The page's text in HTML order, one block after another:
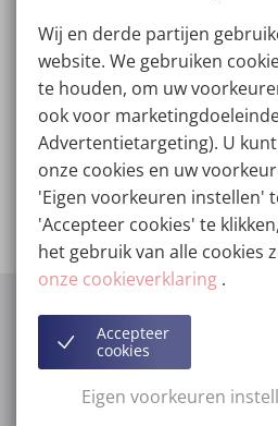
meest uitgevoerde operaties
Echter zijn er mythes en
behandeling.
Lees verder...
MISSCHIEN ZOCHT JE DIT?
Wij en derde partijen
website. We gebruiken
te houden, om uw
ook voor
Advertentietargeting). U
onze cookies en uw
'Eigen voorkeuren instellen'
'Accepteer cookies' te
het gebruik van alle cookies
onze cookieverklaring .
Accepteer
cookies
Eigen voorkeuren